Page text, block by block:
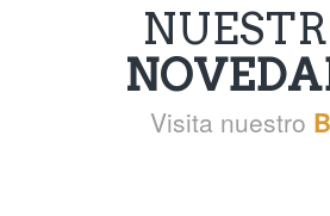
Visita nuestro